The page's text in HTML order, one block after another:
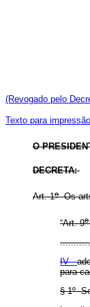
(Revogado pelo
Texto para impressão
O
DECRETA:
Art. 1oOs
“Art. 9o
IV -
para
§ 1º